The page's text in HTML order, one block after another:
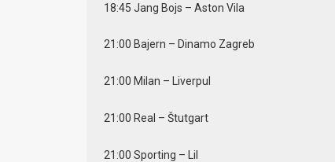
18:45 Jang Bojs – Aston Vila
21:00 Bajern – Dinamo Zagreb
21:00 Milan – Liverpul
21:00 Real – Štutgart
21:00 Sporting – Lil